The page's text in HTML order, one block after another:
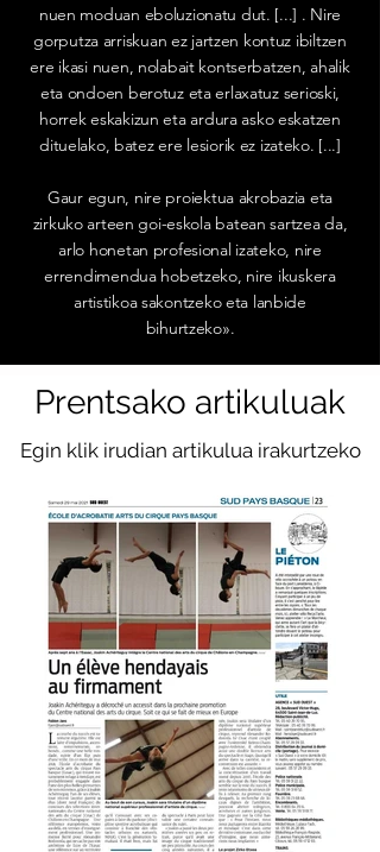
nuen moduan eboluzionatu dut. [...] . Nire
gorputza arriskuan ez jartzen kontuz ibiltzen
ere ikasi nuen, nolabait kontserbatzen, ahalik
eta ondoen berotuz eta erlaxatuz serioski,
horrek eskakizun eta ardura asko eskatzen
dituelako, batez ere lesiorik ez izateko. [...]
Gaur egun, nire proiektua akrobazia eta
zirkuko arteen goi-eskola batean sartzea da,
arlo honetan profesional izateko, nire
errendimendua hobetzeko, nire ikuskera
artistikoa sakontzeko eta lanbide
bihurtzeko».
Prentsako artikuluak
Egin klik irudian artikulua irakurtzeko